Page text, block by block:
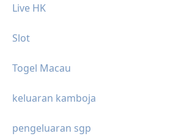
Live HK
Slot
Togel Macau
keluaran kamboja
pengeluaran sgp